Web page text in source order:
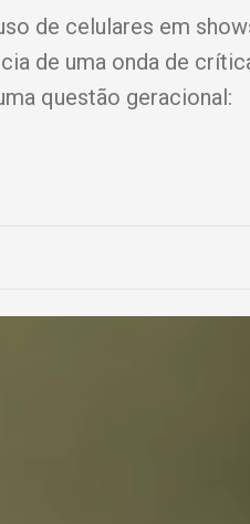
de celulares em
de uma onda de
questão geracional: